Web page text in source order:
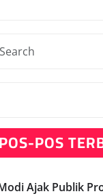
POS-POS
Ajak Publik